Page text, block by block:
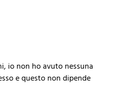
io non ho avuto nessuna
e questo non dipende